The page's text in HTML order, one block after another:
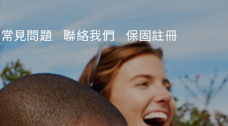
常見問題 聯絡我們 保固註冊